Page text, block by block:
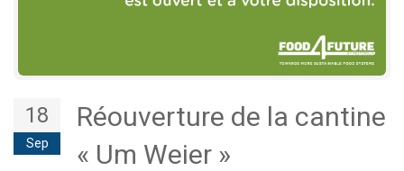
18
Sep
Réouverture de la cantine
« Um Weier »